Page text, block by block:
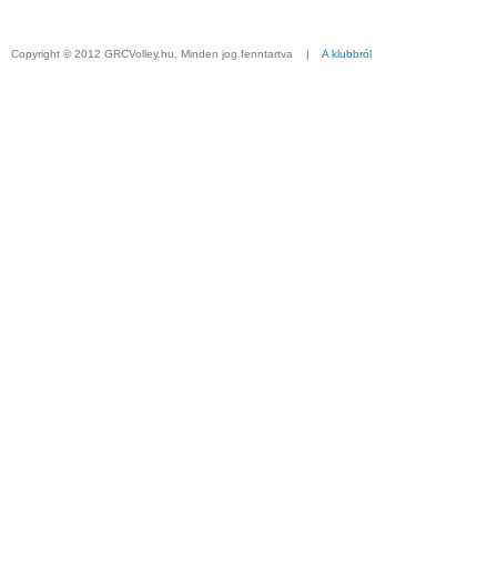
Copyright © 2012 GRCVolley.hu, Minden jog fenntartva | A klubbról